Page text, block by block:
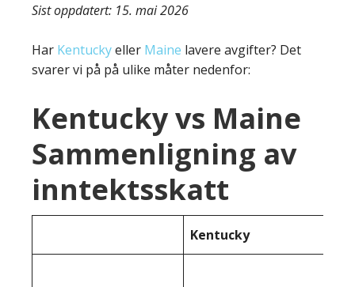
Sist oppdatert: 15. mai 2026
Har Kentuckyeller Maine lavere avgifter? Det
svarer vi på på ulike måter nedenfor:
Kentucky vs Maine
Sammenligning av
inntektsskatt
Kentucky